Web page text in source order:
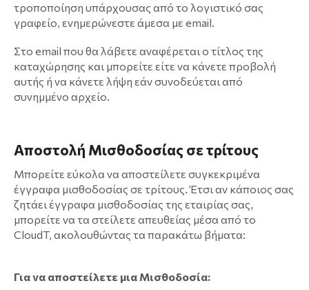
τροποποίηση υπάρχουσας από το λογιστικό σας
γραφείο, ενημερώνεστε άμεσα με email.
Στο email που θα λάβετε αναφέρεται ο τίτλος της
καταχώρησης και μπορείτε είτε να κάνετε προβολή
αυτής ή να κάνετε λήψη εάν συνοδεύεται από
συνημμένο αρχείο.
Αποστολή Μισθοδοσίας σε τρίτους
Μπορείτε εύκολα να αποστείλετε συγκεκριμένα
έγγραφα μισθοδοσίας σε τρίτους. Έτσι αν κάποιος σας
ζητάει έγγραφα μισθοδοσίας της εταιρίας σας,
μπορείτε να τα στείλετε απευθείας μέσα από το
CloudT, ακολουθώντας τα παρακάτω βήματα:
Για να αποστείλετε μια Μισθοδοσία: